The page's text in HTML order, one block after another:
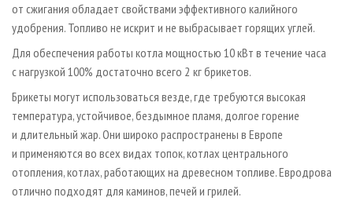
от сжигания обладает свойствами эффективного калийного
удобрения. Топливо не искрит и не выбрасывает горящих углей.
Для обеспечения работы котла мощностью 10 кВт в течение часа
с нагрузкой 100% достаточно всего 2 кг брикетов.
Брикеты могут использоваться везде, где требуются высокая
температура, устойчивое, бездымное пламя, долгое горение
и длительный жар. Они широко распространены в Европе
и применяются во всех видах топок, котлах центрального
отопления, котлах, работающих на древесном топливе. Евродрова
отлично подходят для каминов, печей и грилей.